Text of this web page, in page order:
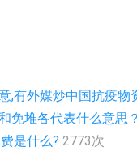
,有外媒炒中国抗疫物
免堆各代表什么意思？
是什么? 2773次